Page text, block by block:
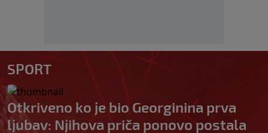
SPORT
Otkriveno ko je bio Georginina prva
ljubav: Njihova priča ponovo postala